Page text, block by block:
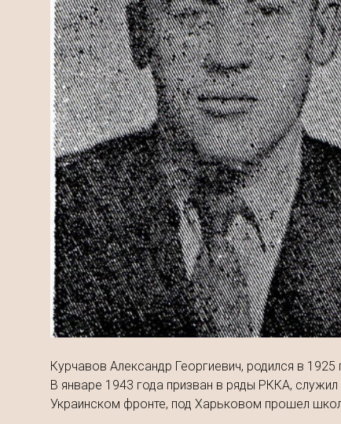
Курчавов Александр Георгиевич, родился в
В январе 1943 года призван в ряды РККА,
Украинском фронте, под Харьковом прошел